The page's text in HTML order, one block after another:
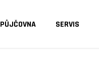
PŮJČOVNA SERVIS